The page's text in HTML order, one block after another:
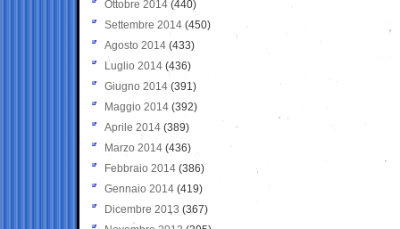
Ottobre 2014 (440)
Settembre 2014 (450)
Agosto 2014 (433)
Luglio 2014 (436)
Giugno 2014 (391)
Maggio 2014 (392)
Aprile 2014 (389)
Marzo 2014 (436)
Febbraio 2014 (386)
Gennaio 2014 (419)
Dicembre 2013 (367)